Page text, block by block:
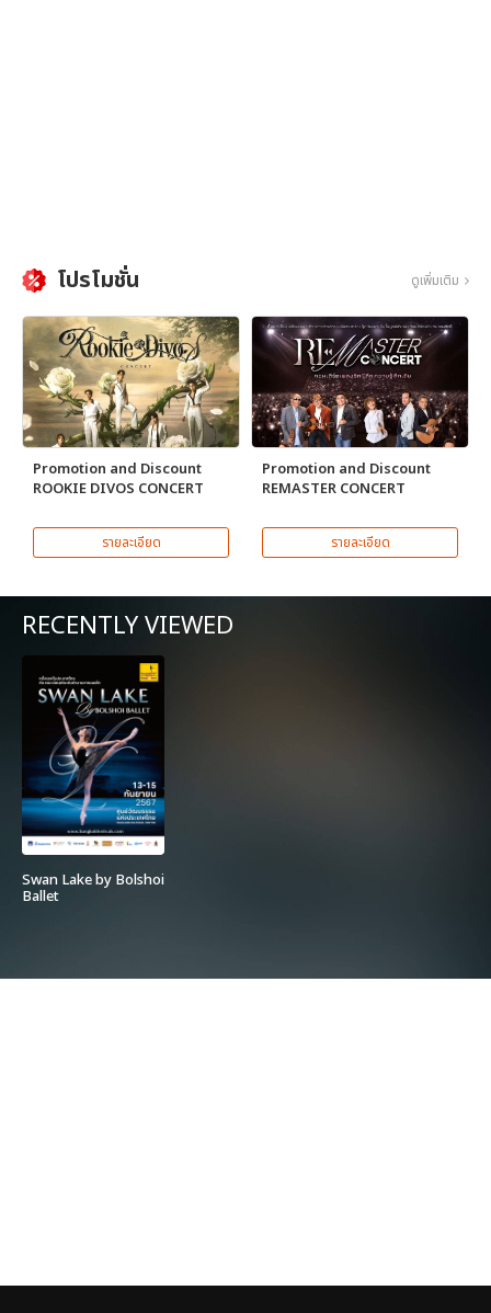
โปรโมชั่น ดูเพิ่มเติม
Promotion and Discount
ROOKIE DIVOS CONCERT
รายละเอียด
Promotion and Discount
REMASTER CONCERT
รายละเอียด
RECENTLY VIEWED
Swan Lake by Bolshoi
Ballet